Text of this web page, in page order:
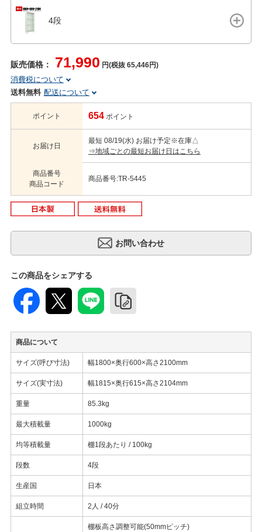
4段
販売価格： 71,990 円(税抜 65,446円)
消費税について
送料無料 配送について
ポイント 654 ポイント
お届け日
最短 08/19(水) お届け予定※在庫△
⇒地域ごとの最短お届け日はこちら
商品番号
商品コード
商品番号:TR-5445
この商品をシェアする
商品について
サイズ(呼び寸法) 幅1800×奥行600×高さ2100mm
サイズ(実寸法) 幅1815×奥行615×高さ2104mm
重量 85.3kg
最大積載量 1000kg
均等積載量 棚1段あたり / 100kg
段数 4段
生産国 日本
組立時間 2人 / 40分
棚板高さ調整可能(50mmピッチ)